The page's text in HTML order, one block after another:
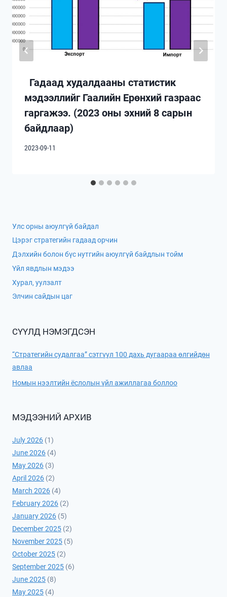
Гадаад худалдааны статистик
мэдээллийг Гаалийн Ерөнхий газраас
гаргажээ. (2023 оны эхний 8 сарын
байдлаар)
2023-09-11
Улс орны аюулгүй байдал
Цэрэг стратегийн гадаад орчин
Дэлхийн болон бүс нутгийн аюулгүй байдлын тойм
Үйл явдлын мэдээ
Хурал, уулзалт
Элчин сайдын цаг
СҮҮЛД НЭМЭГДСЭН
“Стратегийн судалгаа” сэтгүүл 100 дахь дугаараа өлгийдөн
авлаа
Номын нээлтийн ёслолын үйл ажиллагаа боллоо
МЭДЭЭНИЙ АРХИВ
July 2026 (1)
June 2026 (4)
May 2026 (3)
April 2026 (2)
March 2026 (4)
February 2026 (2)
January 2026 (5)
December 2025 (2)
November 2025 (5)
October 2025 (2)
September 2025 (6)
June 2025 (8)
May 2025 (4)